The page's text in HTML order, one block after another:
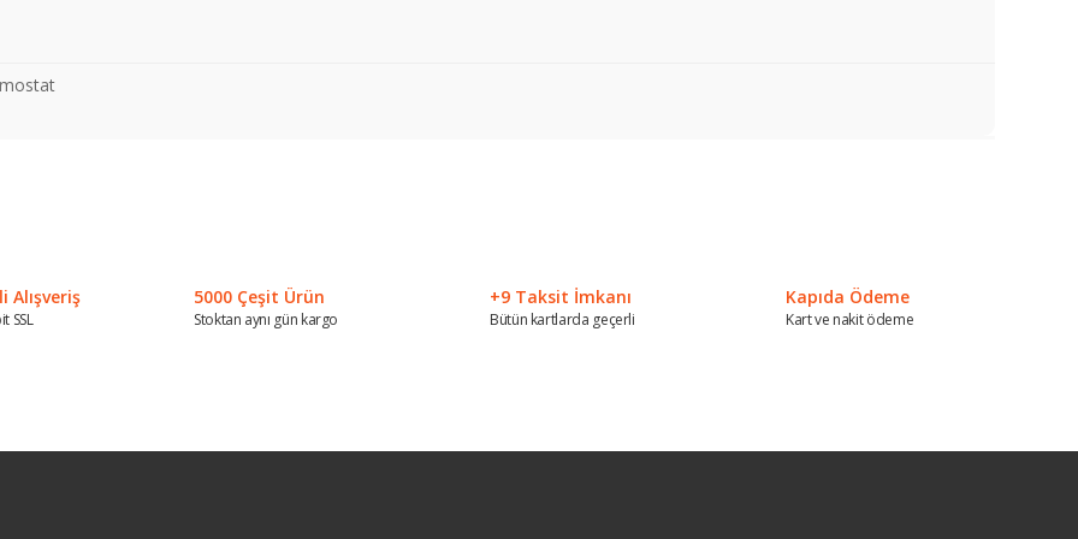
Alışveriş
SSL
5000 Çeşit Ürün
Stoktan aynı gün kargo
+9 Taksit İmkanı
Bütün kartlarda geçerli
Kapıda Ödeme
Kart ve nakit ödeme